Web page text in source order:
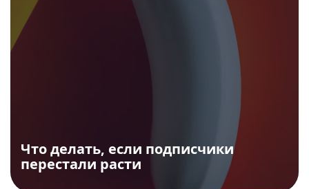
Что делать, если подписчики
перестали расти